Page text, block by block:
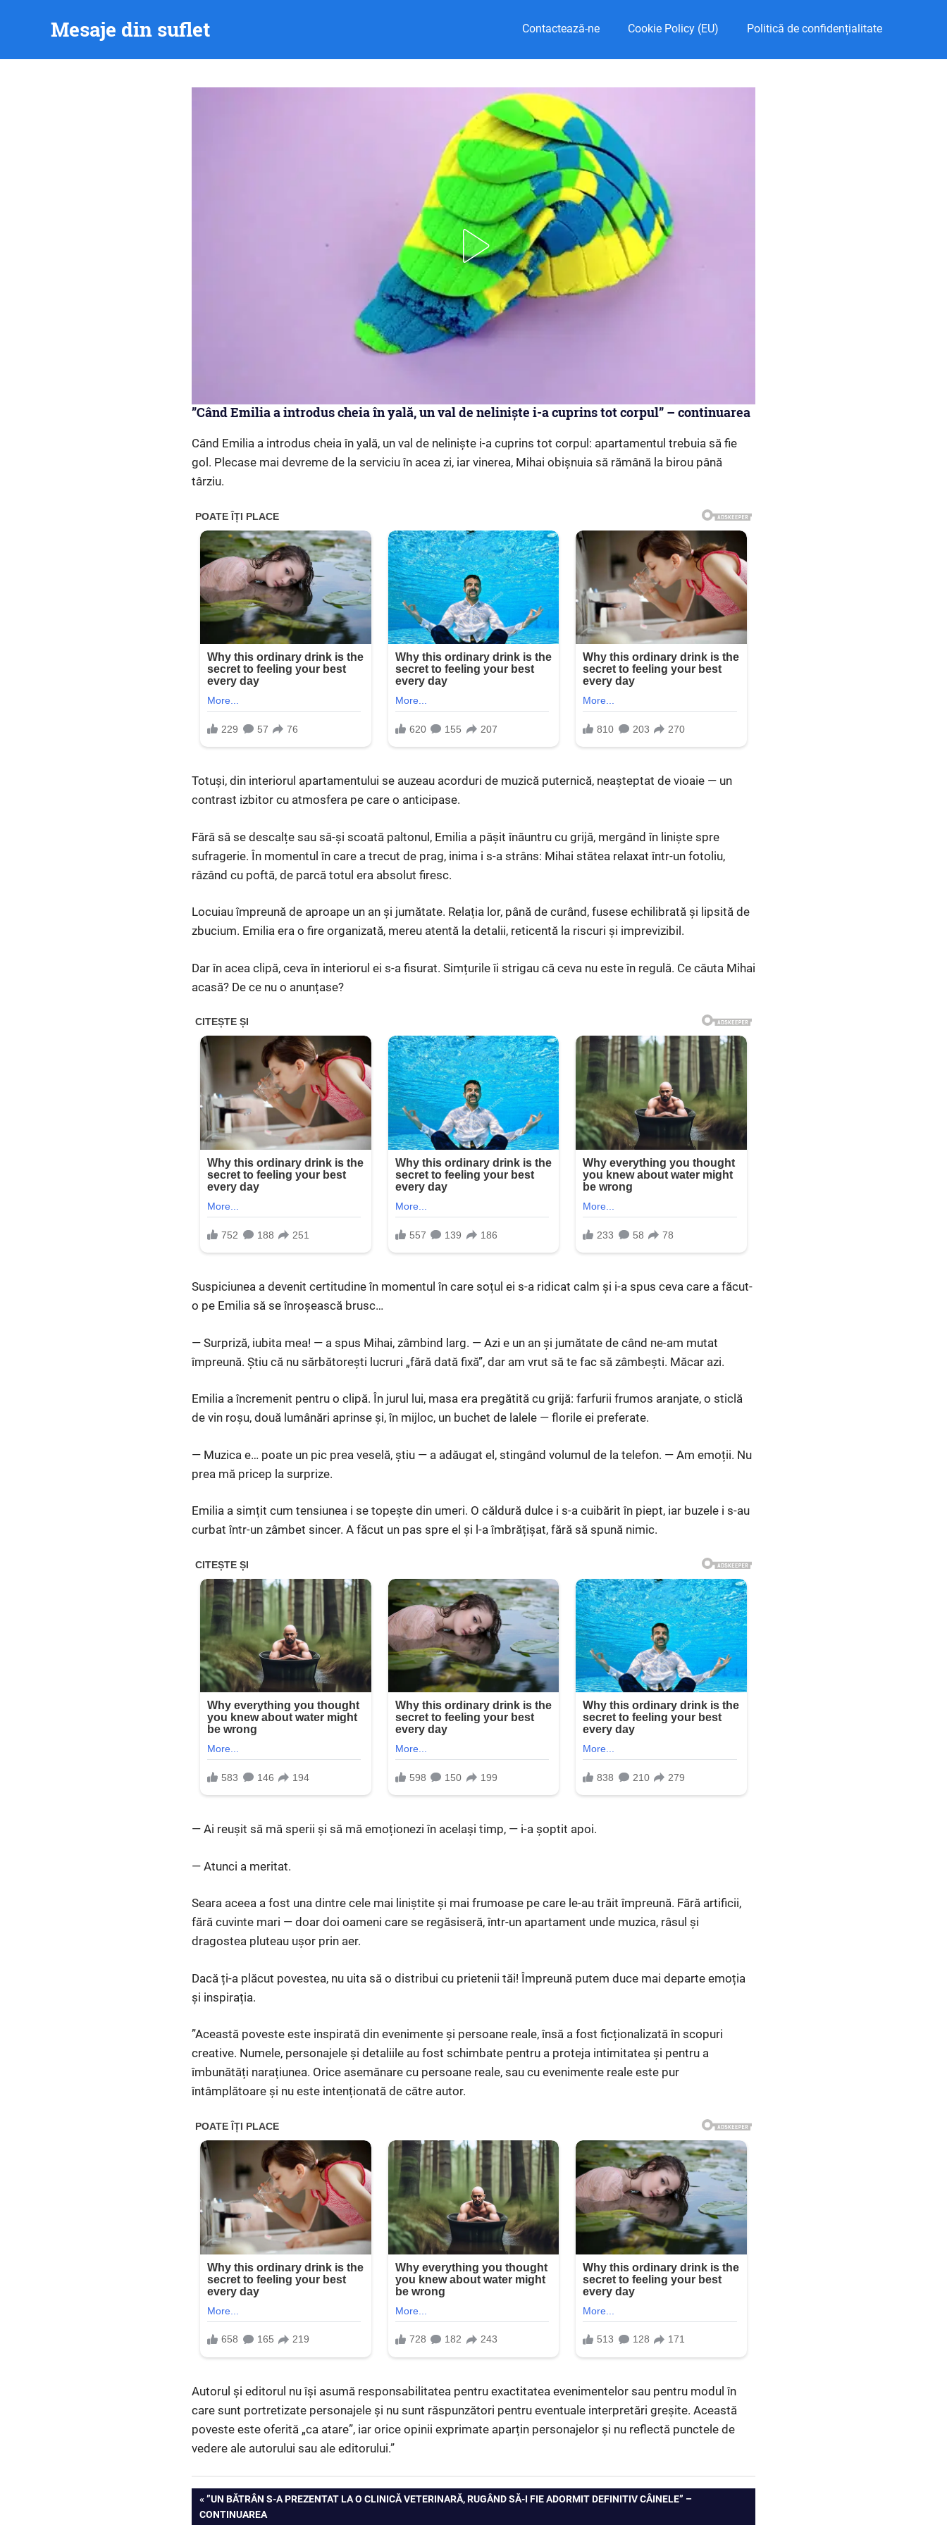
Mesaje din suflet Contactează-ne Cookie Policy (EU) Politică de confidențialitate
”Când Emilia a introdus cheia în yală, un val de neliniște i-a cuprins tot corpul” – continuarea
Când Emilia a introdus cheia în yală, un val de neliniște i-a cuprins tot corpul: apartamentul trebuia să fie
gol. Plecase mai devreme de la serviciu în acea zi, iar vinerea, Mihai obișnuia să rămână la birou până
târziu.
Totuși, din interiorul apartamentului se auzeau acorduri de muzică puternică, neașteptat de vioaie — un
contrast izbitor cu atmosfera pe care o anticipase.
Fără să se descalțe sau să-și scoată paltonul, Emilia a pășit înăuntru cu grijă, mergând în liniște spre
sufragerie. În momentul în care a trecut de prag, inima i s-a strâns: Mihai stătea relaxat într-un fotoliu,
râzând cu poftă, de parcă totul era absolut firesc.
Locuiau împreună de aproape un an și jumătate. Relația lor, până de curând, fusese echilibrată și lipsită de
zbucium. Emilia era o fire organizată, mereu atentă la detalii, reticentă la riscuri și imprevizibil.
Dar în acea clipă, ceva în interiorul ei s-a fisurat. Simțurile îi strigau că ceva nu este în regulă. Ce căuta Mihai
acasă? De ce nu o anunțase?
Suspiciunea a devenit certitudine în momentul în care soțul ei s-a ridicat calm și i-a spus ceva care a făcut-
o pe Emilia să se înroșească brusc…
— Surpriză, iubita mea! — a spus Mihai, zâmbind larg. — Azi e un an și jumătate de când ne-am mutat
împreună. Știu că nu sărbătorești lucruri „fără dată fixă”, dar am vrut să te fac să zâmbești. Măcar azi.
Emilia a încremenit pentru o clipă. În jurul lui, masa era pregătită cu grijă: farfurii frumos aranjate, o sticlă
de vin roșu, două lumânări aprinse și, în mijloc, un buchet de lalele — florile ei preferate.
— Muzica e… poate un pic prea veselă, știu — a adăugat el, stingând volumul de la telefon. — Am emoții. Nu
prea mă pricep la surprize.
Emilia a simțit cum tensiunea i se topește din umeri. O căldură dulce i s-a cuibărit în piept, iar buzele i s-au
curbat într-un zâmbet sincer. A făcut un pas spre el și l-a îmbrățișat, fără să spună nimic.
— Ai reușit să mă sperii și să mă emoționezi în același timp, — i-a șoptit apoi.
— Atunci a meritat.
Seara aceea a fost una dintre cele mai liniștite și mai frumoase pe care le-au trăit împreună. Fără artificii,
fără cuvinte mari — doar doi oameni care se regăsiseră, într-un apartament unde muzica, râsul și
dragostea pluteau ușor prin aer.
Dacă ți-a plăcut povestea, nu uita să o distribui cu prietenii tăi! Împreună putem duce mai departe emoția
și inspirația.
”Această poveste este inspirată din evenimente și persoane reale, însă a fost ficționalizată în scopuri
creative. Numele, personajele și detaliile au fost schimbate pentru a proteja intimitatea și pentru a
îmbunătăți narațiunea. Orice asemănare cu persoane reale, sau cu evenimente reale este pur
întâmplătoare și nu este intenționată de către autor.
Autorul și editorul nu își asumă responsabilitatea pentru exactitatea evenimentelor sau pentru modul în
care sunt portretizate personajele și nu sunt răspunzători pentru eventuale interpretări greșite. Această
poveste este oferită „ca atare”, iar orice opinii exprimate aparțin personajelor și nu reflectă punctele de
vedere ale autorului sau ale editorului.”
Navigare
PREVIOUS
POST:
”UN BĂTRÂN S-A PREZENTAT LA O CLINICĂ VETERINARĂ, RUGÂND SĂ-I FIE ADORMIT DEFINITIV CÂINELE” –
CONTINUAREA